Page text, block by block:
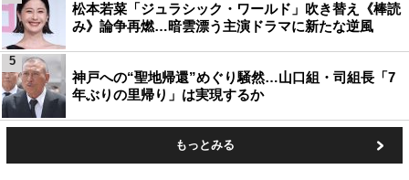
松本若菜「ジュラシック・ワールド」吹き替え《棒読
み》論争再燃…暗雲漂う主演ドラマに新たな逆風
神戸への“聖地帰還”めぐり騒然…山口組・司組長「7
年ぶりの里帰り」は実現するか
5
もっとみる